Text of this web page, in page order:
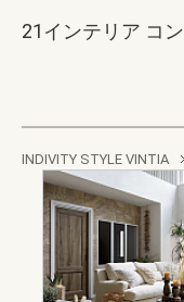
21インテリア コ
INDIVITY STYLE VINTIA